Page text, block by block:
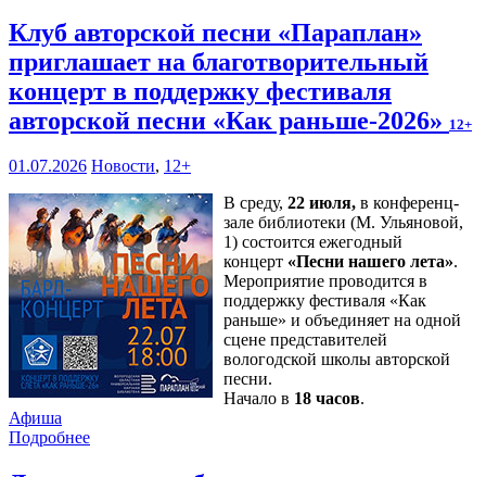
Клуб авторской песни «Параплан»
приглашает на благотворительный
концерт в поддержку фестиваля
авторской песни «Как раньше-2026» 12+
01.07.2026 Новости, 12+
В среду, 22 июля, в конференц-
зале библиотеки (М. Ульяновой,
1) состоится ежегодный
концерт «Песни нашего лета».
Мероприятие проводится в
поддержку фестиваля «Как
раньше» и объединяет на одной
сцене представителей
вологодской школы авторской
песни.
Начало в 18 часов.
Афиша
Подробнее